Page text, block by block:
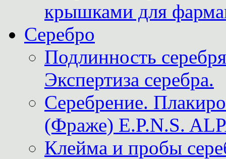
крышками для
Серебро
Подлинность
Экспертиза серебра.
Серебрение.
(Фраже) E.P.N.S.
Клейма и пробы